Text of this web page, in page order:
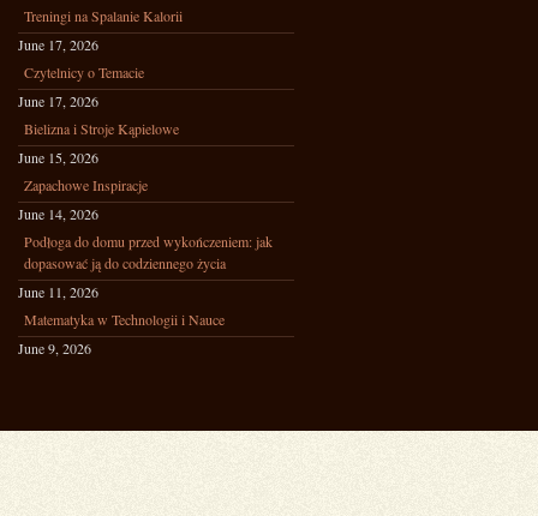
Treningi na Spalanie Kalorii
June 17, 2026
Czytelnicy o Temacie
June 17, 2026
Bielizna i Stroje Kąpielowe
June 15, 2026
Zapachowe Inspiracje
June 14, 2026
Podłoga do domu przed wykończeniem: jak
dopasować ją do codziennego życia
June 11, 2026
Matematyka w Technologii i Nauce
June 9, 2026